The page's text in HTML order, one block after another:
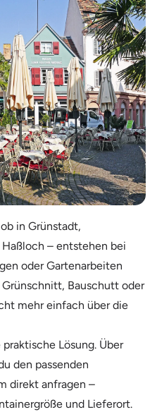
in Grünstadt,
– entstehen bei
oder Gartenarbeiten
Bauschutt oder
mehr einfach über die
Lösung. Über
den passenden
direkt anfragen –
und Lieferort.